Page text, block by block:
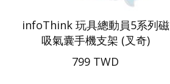
infoThink 玩具總動員5系列磁
吸氣囊手機支架 (叉奇)
799 TWD